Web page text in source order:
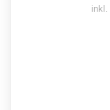
inkl.